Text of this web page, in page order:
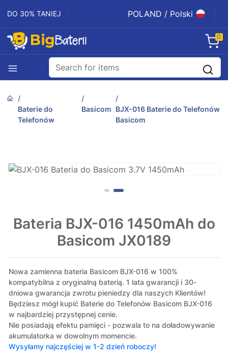
DO 30% TANIEJ POLAND / Polski
0
Baterie do
Telefonów
Basicom BJX-016 Baterie do Telefonów
Basicom
Bateria BJX-016 1450mAh do
Basicom JX0189
Nowa zamienna bateria Basicom BJX-016 w 100%
kompatybilna z oryginalną baterią. 1 lata gwarancji i 30-
dniowa gwarancja zwrotu pieniedzy dla naszych Klientów!
Będziesz mógł kupić Baterie do Telefonów Basicom BJX-016
w najbardziej przystępnej cenie.
Nie posiadają efektu pamięci - pozwala to na doładowywanie
akumulatorka w dowolnym momencie.
Wysyłamy najczęściej w 1-2 dzień roboczy!